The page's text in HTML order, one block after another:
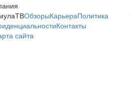
ОбзорыКарьераПолитика
Контакты
сайта